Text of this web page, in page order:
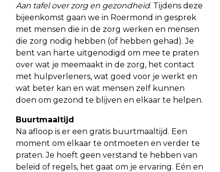
Aan tafel over zorg en gezondheid. Tijdens deze
bijeenkomst gaan we in Roermond in gesprek
met mensen die in de zorg werken en mensen
die zorg nodig hebben (of hebben gehad). Je
bent van harte uitgenodigd om mee te praten
over wat je meemaakt in de zorg, het contact
met hulpverleners, wat goed voor je werkt en
wat beter kan en wat mensen zelf kunnen
doen om gezond te blijven en elkaar te helpen.
Buurtmaaltijd
Na afloop is er een gratis buurtmaaltijd. Een
moment om elkaar te ontmoeten en verder te
praten. Je hoeft geen verstand te hebben van
beleid of regels, het gaat om je ervaring. Eén en